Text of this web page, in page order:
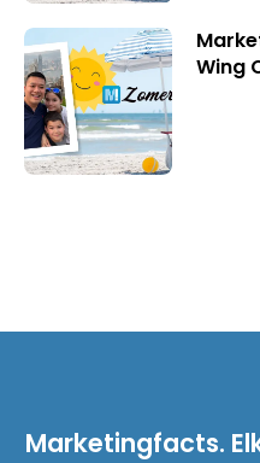
Wing
Marketingfacts.